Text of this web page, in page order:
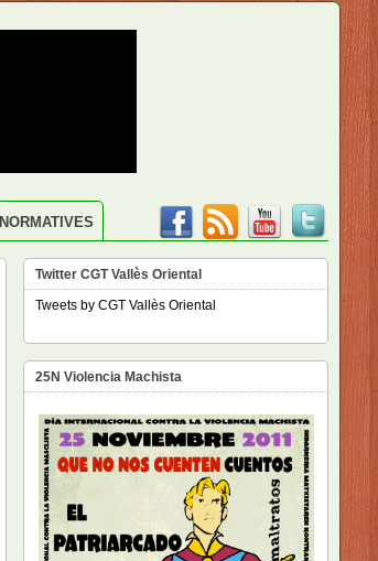
NORMATIVES
Twitter CGT Vallès Oriental
Tweets by CGT Vallès Oriental
25N Violencia Machista